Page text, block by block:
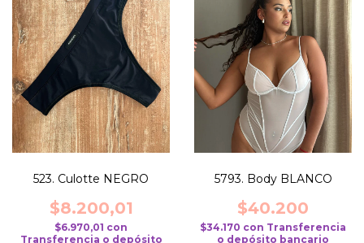
523. Culotte NEGRO
$8.200,01
$6.970,01 con
Transferencia o depósito
5793. Body BLANCO
$40.200
$34.170 con Transferencia
o depósito bancario